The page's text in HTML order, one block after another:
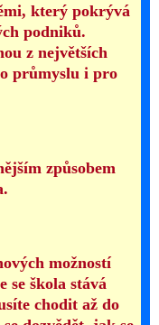
který pokrývá
podniků.
z největších
průmyslu i pro
způsobem
možností
se škola stává
chodit až do